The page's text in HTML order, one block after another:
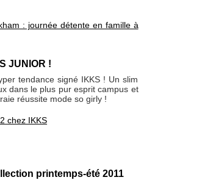
: journée détente en famille à
JUNIOR !
tendance signé IKKS ! Un slim
dans le plus pur esprit campus et
réussite mode so girly !
chez IKKS
printemps-été 2011